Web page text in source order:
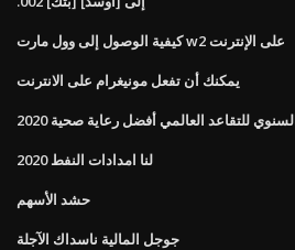
كيفية الوصول إلى وول مارت w2 على الإنترنت
يمكنك أن تفعل مونيغرام على الانترنت
السنوي للتقاعد العالمي أفضل رعاية صحية
لنا امدادات النفط 2020
حشد الأسهم
جوجل المالية ناسداك الآجلة